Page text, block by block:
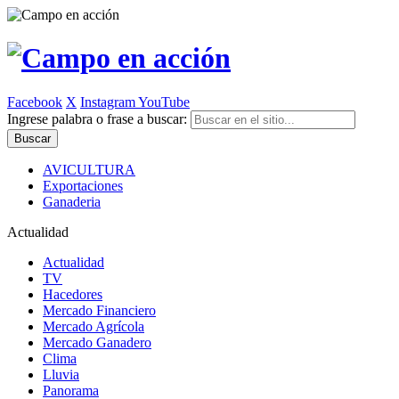
Facebook X InstagramYouTube
Ingrese palabra o frase a buscar:
AVICULTURA
Exportaciones
Ganaderia
Actualidad
Actualidad
TV
Hacedores
Mercado Financiero
Mercado Agrícola
Mercado Ganadero
Clima
Lluvia
Panorama